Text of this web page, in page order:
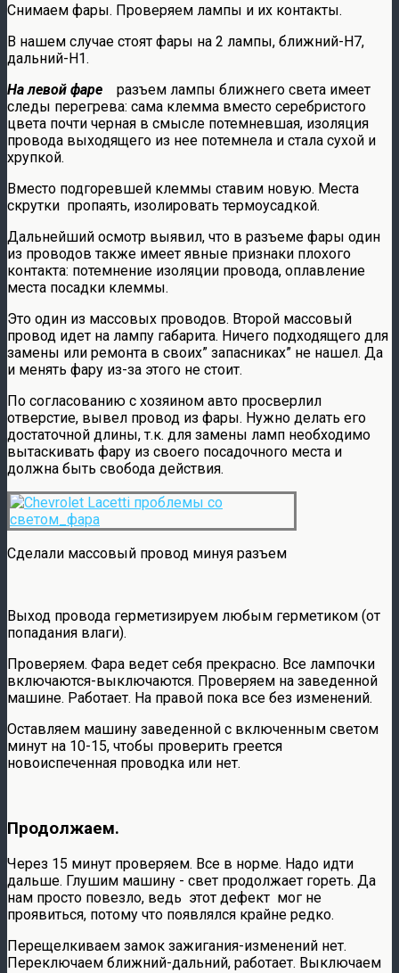
Снимаем фары. Проверяем лампы и их контакты.
В нашем случае стоят фары на 2 лампы, ближний-Н7,
дальний-Н1.
На левой фаре
разъем лампы ближнего света имеет
следы перегрева: сама клемма вместо серебристого
цвета почти черная в смысле потемневшая, изоляция
провода выходящего из нее потемнела и стала сухой и
хрупкой.
Вместо подгоревшей клеммы ставим новую. Места
скрутки пропаять, изолировать термоусадкой.
Дальнейший осмотр выявил, что в разъеме фары один
из проводов также имеет явные признаки плохого
контакта: потемнение изоляции провода, оплавление
места посадки клеммы.
Это один из массовых проводов. Второй массовый
провод идет на лампу габарита. Ничего подходящего для
замены или ремонта в своих” запасниках” не нашел. Да
и менять фару из-за этого не стоит.
По согласованию с хозяином авто просверлил
отверстие, вывел провод из фары. Нужно делать его
достаточной длины, т.к. для замены ламп необходимо
вытаскивать фару из своего посадочного места и
должна быть свобода действия.
Сделали массовый провод минуя разъем
Выход провода герметизируем любым герметиком (от
попадания влаги).
Проверяем. Фара ведет себя прекрасно. Все лампочки
включаются-выключаются. Проверяем на заведенной
машине. Работает. На правой пока все без изменений.
Оставляем машину заведенной с включенным светом
минут на 10-15, чтобы проверить греется
новоиспеченная проводка или нет.
Продолжаем.
Через 15 минут проверяем. Все в норме. Надо идти
дальше. Глушим машину - свет продолжает гореть. Да
нам просто повезло, ведь этот дефект мог не
проявиться, потому что появлялся крайне редко.
Перещелкиваем замок зажигания-изменений нет.
Переключаем ближний-дальний, работает. Выключаем